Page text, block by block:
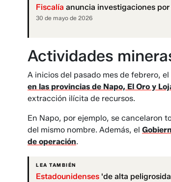
Fiscalía anuncia investigaciones
30 de mayo de 2026
Actividades
A inicios del pasado mes de febrero,
en las provincias de Napo, El Oro y
extracción ilícita de recursos.
En Napo, por ejemplo, se cancelaron
del mismo nombre. Además, el
de operación.
LEA TAMBIÉN
Estadounidenses 'de alta